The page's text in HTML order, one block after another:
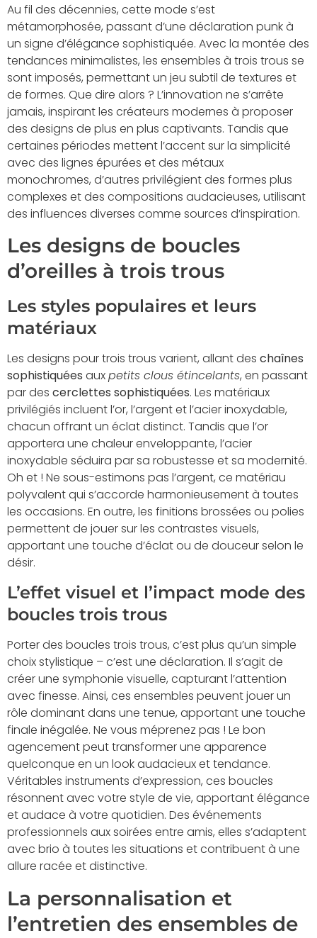
Au fil des décennies, cette mode s’est
métamorphosée, passant d’une déclaration punk à
un signe d’élégance sophistiquée. Avec la montée des
tendances minimalistes, les ensembles à trois trous se
sont imposés, permettant un jeu subtil de textures et
de formes. Que dire alors ? L’innovation ne s’arrête
jamais, inspirant les créateurs modernes à proposer
des designs de plus en plus captivants. Tandis que
certaines périodes mettent l’accent sur la simplicité
avec des lignes épurées et des métaux
monochromes, d’autres privilégient des formes plus
complexes et des compositions audacieuses, utilisant
des influences diverses comme sources d’inspiration.
Les designs de boucles
d’oreilles à trois trous
Les styles populaires et leurs
matériaux
Les designs pour trois trous varient, allant des chaînes
sophistiquées auxpetits clous étincelants, en passant
par des cerclettes sophistiquées. Les matériaux
privilégiés incluent l’or, l’argent et l’acier inoxydable,
chacun offrant un éclat distinct. Tandis que l’or
apportera une chaleur enveloppante, l’acier
inoxydable séduira par sa robustesse et sa modernité.
Oh et ! Ne sous-estimons pas l’argent, ce matériau
polyvalent qui s’accorde harmonieusement à toutes
les occasions. En outre, les finitions brossées ou polies
permettent de jouer sur les contrastes visuels,
apportant une touche d’éclat ou de douceur selon le
désir.
L’effet visuel et l’impact mode des
boucles trois trous
Porter des boucles trois trous, c’est plus qu’un simple
choix stylistique – c’est une déclaration. Il s’agit de
créer une symphonie visuelle, capturant l’attention
avec finesse. Ainsi, ces ensembles peuvent jouer un
rôle dominant dans une tenue, apportant une touche
finale inégalée. Ne vous méprenez pas ! Le bon
agencement peut transformer une apparence
quelconque en un look audacieux et tendance.
Véritables instruments d’expression, ces boucles
résonnent avec votre style de vie, apportant élégance
et audace à votre quotidien. Des événements
professionnels aux soirées entre amis, elles s’adaptent
avec brio à toutes les situations et contribuent à une
allure racée et distinctive.
La personnalisation et
l’entretien des ensembles de